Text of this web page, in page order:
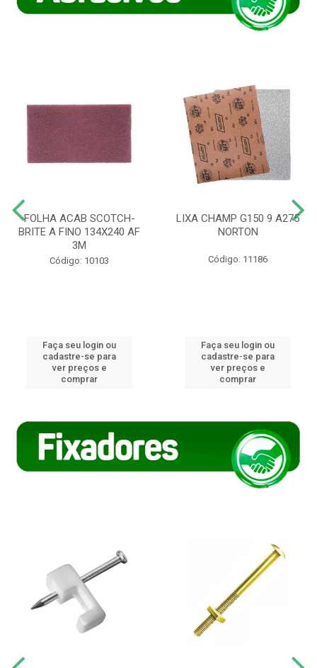
FOLHA ACAB SCOTCH-
BRITE A FINO 134X240 AF
3M
Código: 10103
Faça seu login ou
cadastre-se para
ver preços e
comprar
LIXA CHAMP G150 9 A275
NORTON
Código: 11186
Faça seu login ou
cadastre-se para
ver preços e
comprar